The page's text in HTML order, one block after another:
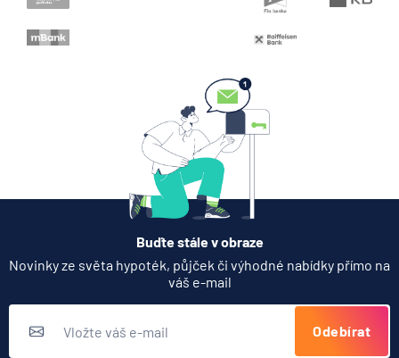
Buďte stále v obraze
Novinky ze světa hypoték, půjček či výhodné nabídky přímo na
váš e-mail
Odebírat